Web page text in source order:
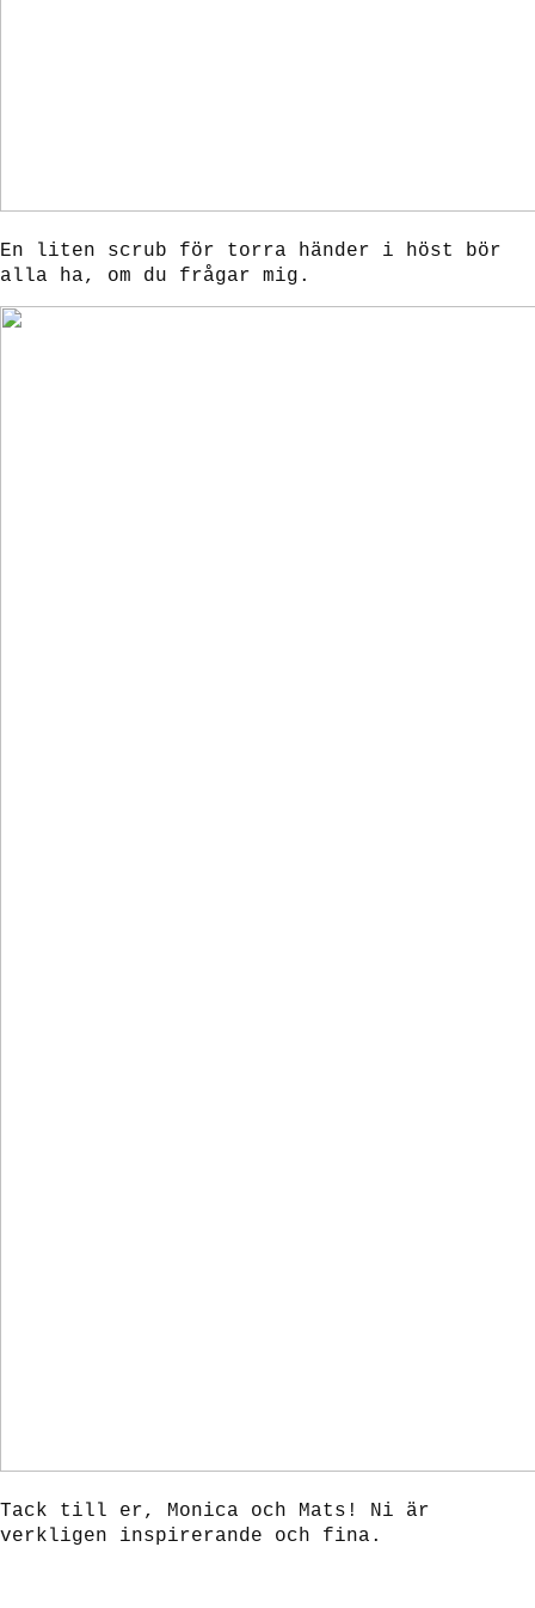
En liten scrub för torra händer i höst bör
alla ha, om du frågar mig.
Tack till er, Monica och Mats! Ni är
verkligen inspirerande och fina.